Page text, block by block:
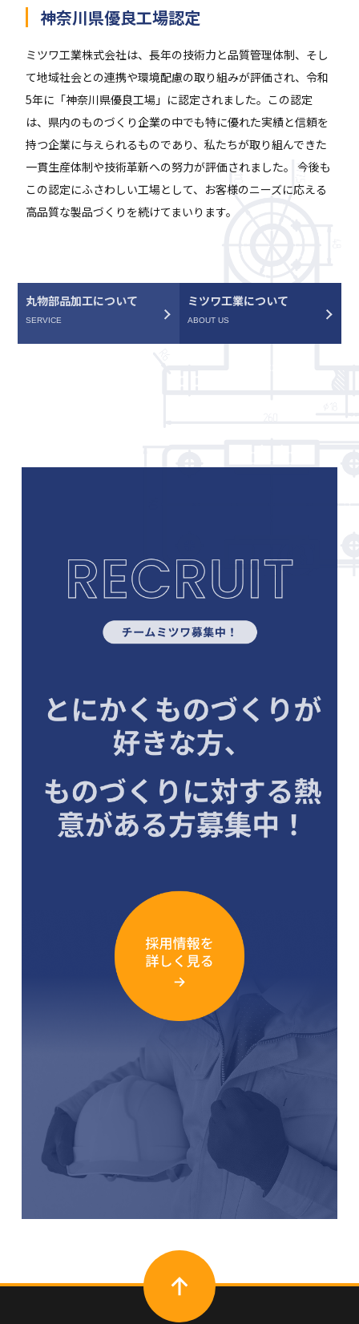
神奈川県優良工場認定
ミツワ工業株式会社は、長年の技術力と品質管理体制、そし
て地域社会との連携や環境配慮の取り組みが評価され、令和
5年に「神奈川県優良工場」に認定されました。この認定
は、県内のものづくり企業の中でも特に優れた実績と信頼を
持つ企業に与えられるものであり、私たちが取り組んできた
一貫生産体制や技術革新への努力が評価されました。 今後も
この認定にふさわしい工場として、お客様のニーズに応える
高品質な製品づくりを続けてまいります。
丸物部品加工について
SERVICE
ミツワ工業について
ABOUT US